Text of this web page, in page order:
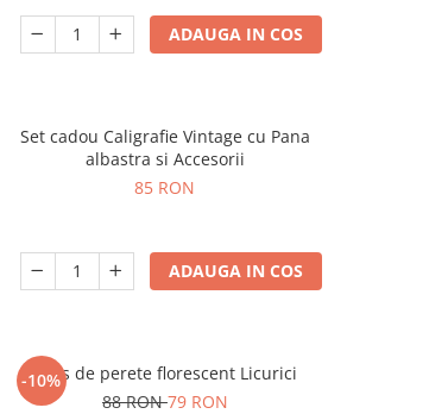
ADAUGA IN COS
Set cadou Caligrafie Vintage cu Pana
albastra si Accesorii
85 RON
ADAUGA IN COS
-10%
Ceas de perete florescent Licurici
88 RON79 RON